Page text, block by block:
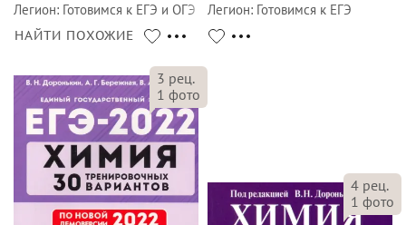
Легион: Готовимся к ЕГЭ и ОГЭ
НАЙТИ ПОХОЖИЕ
Легион: Готовимся к ЕГЭ
3 рец.
1 фото
4 рец.
1 фото